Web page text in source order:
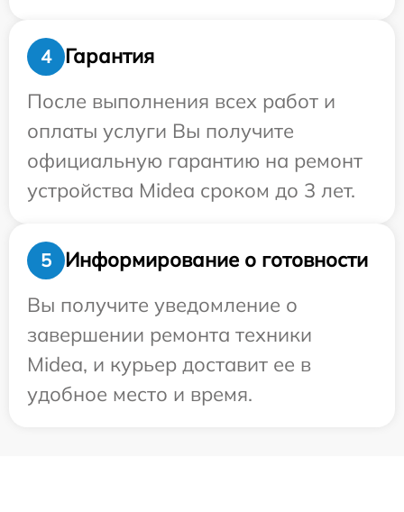
4
Гарантия
После выполнения всех работ и
оплаты услуги Вы получите
официальную гарантию на ремонт
устройства Midea сроком до 3 лет.
5
Информирование о готовности
Вы получите уведомление о
завершении ремонта техники
Midea, и курьер доставит ее в
удобное место и время.